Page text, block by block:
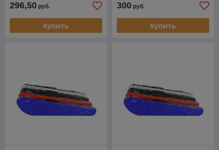
296,50 руб.
Купить
300 руб.
Купить